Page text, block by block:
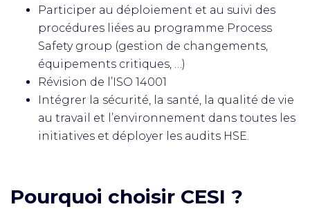
Participer au déploiement et au suivi des
procédures liées au programme Process
Safety group (gestion de changements,
équipements critiques, …)
Révision de l’ISO 14001
Intégrer la sécurité, la santé, la qualité de vie
au travail et l’environnement dans toutes les
initiatives et déployer les audits HSE.
Pourquoi choisir CESI ?